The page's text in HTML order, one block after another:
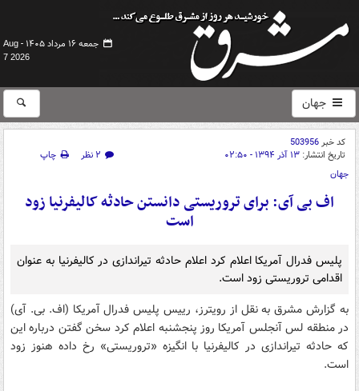
جمعه ۱۶ مرداد ۱۴۰۵ -
Aug
7 2026
جهان
کد خبر503956
تاریخ انتشار: ۱۳ آذر ۱۳۹۴ - ۰۲:۵۰ ۲ نظر
چاپ
جهان
اف بی آی: برای تروریستی دانستن حادثه کالیفرنیا زود
است
پلیس فدرال آمریکا اعلام کرد اعلام حادثه تیراندازی در کالیفرنیا به عنوان
اقدامی تروریستی زود است.
به گزارش مشرق به نقل از رویترز، رییس پلیس فدرال آمریکا (اف. بی. آی)
در منطقه لس آنجلس آمریکا روز پنجشنبه اعلام کرد سخن گفتن درباره این
که حادثه تیراندازی در کالیفرنیا با انگیزه «تروریستی» رخ داده هنوز زود
است.